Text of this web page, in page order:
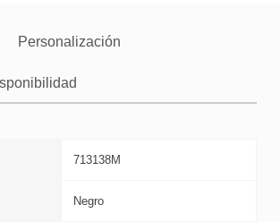
Personalización
713138M
Negro